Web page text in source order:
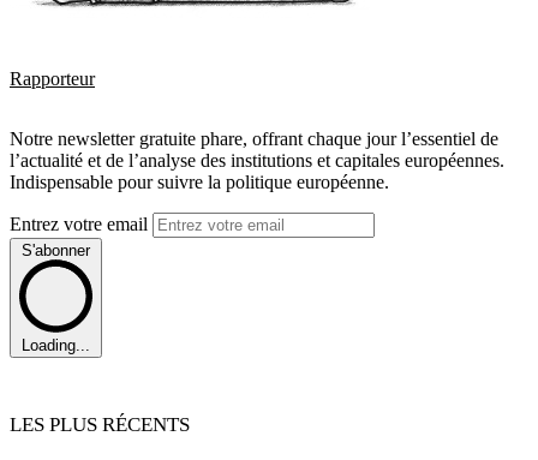
Rapporteur
Notre newsletter gratuite phare, offrant chaque jour l’essentiel de
l’actualité et de l’analyse des institutions et capitales européennes.
Indispensable pour suivre la politique européenne.
Entrez votre email
S'abonner
Loading...
LES PLUS RÉCENTS